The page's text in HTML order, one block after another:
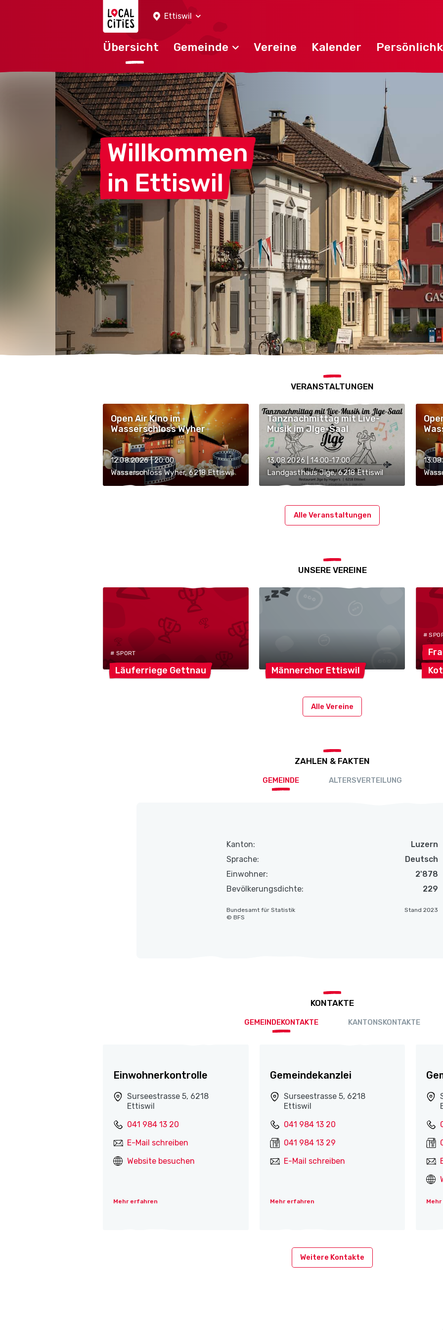
Ettiswil
Übersicht Gemeinde Vereine Kalender
Willkommen
in Ettiswil
VERANSTALTUNGEN
Open Air Kino im
Wasserschloss Wyher
12.08.2026 | 20:00
Wasserschloss Wyher, 6218 Ettiswil
Tanznachmittag mit Live-
Musik im Jlge-Saal
13.08.2026 | 14:00-17:00
Landgasthaus Jlge, 6218 Ettiswil
Alle Veranstaltungen
UNSERE VEREINE
# SPORT
Läuferriege Gettnau Männerchor Ettiswil
#
Alle Vereine
ZAHLEN & FAKTEN
GEMEINDE ALTERSVERTEILUNG
Kanton:
Luzern
Sprache:
Deutsch
Einwohner:
2'878
Bevölkerungsdichte:
229
Stand 2023
Bundesamt für Statistik
© BFS
KONTAKTE
GEMEINDEKONTAKTE KANTONSKONTAKTE
Einwohnerkontrolle
Surseestrasse 5, 6218
Ettiswil
041 984 13 20
E-Mail schreiben
Website besuchen
Mehr erfahren
Gemeindekanzlei
Surseestrasse 5, 6218
Ettiswil
041 984 13 20
041 984 13 29
E-Mail schreiben
Mehr erfahren
Weitere Kontakte